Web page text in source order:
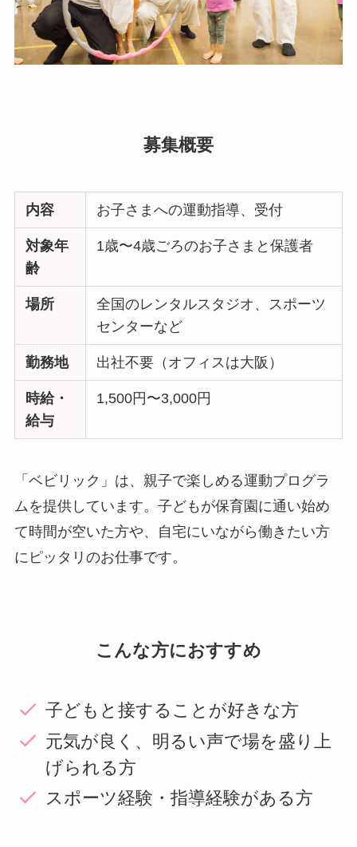
募集概要
内容 お子さまへの運動指導、受付
対象年
齢
1歳〜4歳ごろのお子さまと保護者
場所
全国のレンタルスタジオ、スポーツ
センターなど
勤務地 出社不要（オフィスは大阪）
時給・
給与
1,500円〜3,000円
「ベビリック」は、親子で楽しめる運動プログラ
ムを提供しています。子どもが保育園に通い始め
て時間が空いた方や、自宅にいながら働きたい方
にピッタリのお仕事です。
こんな方におすすめ
子どもと接することが好きな方
元気が良く、明るい声で場を盛り上
げられる方
スポーツ経験・指導経験がある方